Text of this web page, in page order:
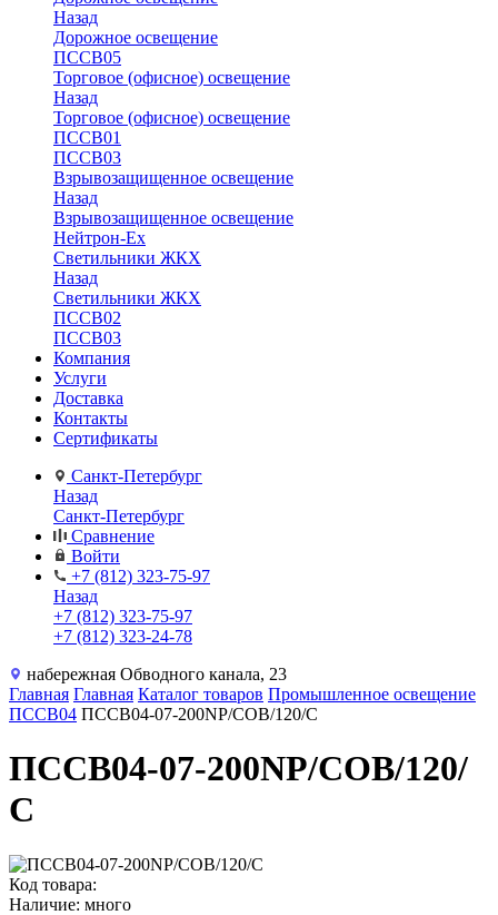
Назад
Дорожное освещение
ПССВ05
Торговое (офисное) освещение
Назад
Торговое (офисное) освещение
ПССВ01
ПССВ03
Взрывозащищенное освещение
Назад
Взрывозащищенное освещение
Нейтрон-Ex
Светильники ЖКХ
Назад
Светильники ЖКХ
ПССВ02
ПССВ03
Компания
Услуги
Доставка
Контакты
Сертификаты
Санкт-Петербург
Назад
Санкт-Петербург
Сравнение
Войти
+7 (812) 323-75-97
Назад
+7 (812) 323-75-97
+7 (812) 323-24-78
набережная Обводного канала, 23
Главная Главная Каталог товаров Промышленное освещение
ПССВ04 ПССВ04-07-200NP/COB/120/С
ПССВ04-07-200NP/COB/120/
С
Код товара:
Наличие: много